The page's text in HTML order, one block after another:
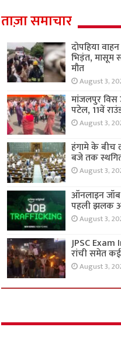
ताज़ा समाचार
दोपहिया
भिड़ंत, मासूम
मौत
August 3,
मांजलपुर विस
पटेल, 11वें
August 3,
हंगामे के बीच
बजे तक
August 3,
ऑनलाइन जॉब
पहली झलक
August 3,
JPSC
रांची समेत कई
August 3,